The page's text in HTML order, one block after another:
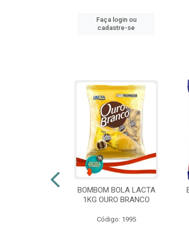
Faça login ou
cadastre-se
BOMBOM BOLA LACTA
1KG OURO BRANCO
Código: 1995